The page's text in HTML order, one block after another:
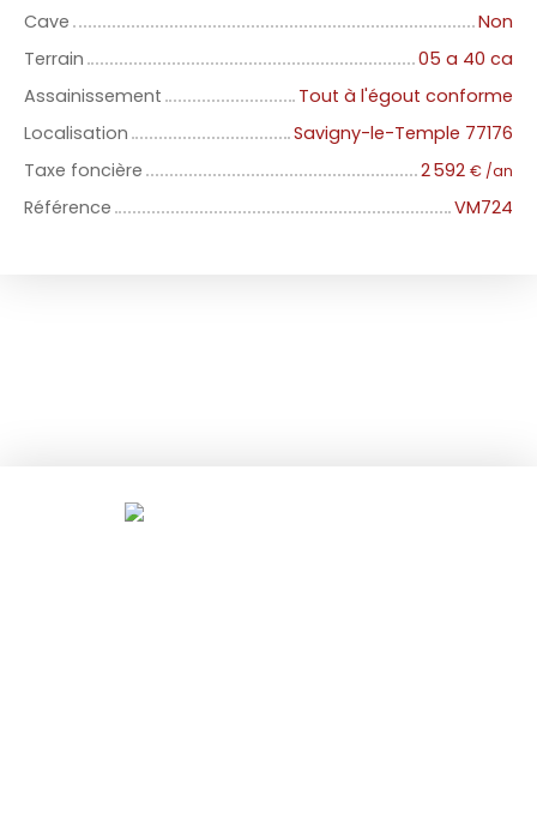
Cave
Non
Terrain
05 a 40 ca
Assainissement
Tout à l'égout conforme
Localisation
Savigny-le-Temple 77176
Taxe foncière
2 592 € /an
Référence VM724